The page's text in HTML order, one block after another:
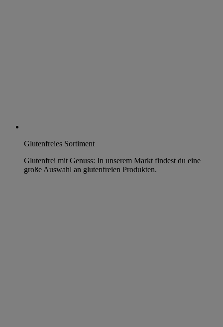
Glutenfreies Sortiment
Glutenfrei mit Genuss: In unserem Markt findest du eine
große Auswahl an glutenfreien Produkten.